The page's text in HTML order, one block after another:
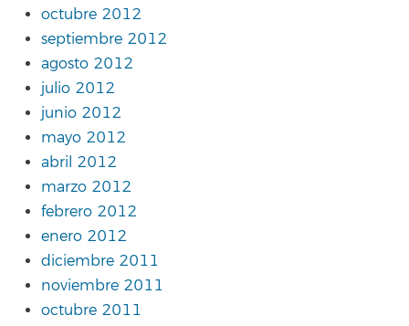
octubre 2012
septiembre 2012
agosto 2012
julio 2012
junio 2012
mayo 2012
abril 2012
marzo 2012
febrero 2012
enero 2012
diciembre 2011
noviembre 2011
octubre 2011